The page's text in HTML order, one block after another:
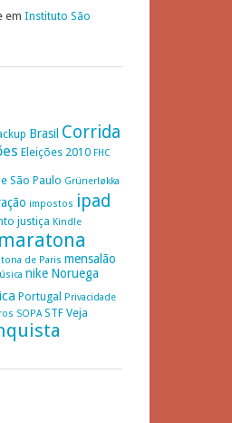
em Instituto São
Brasil Corrida
Eleições 2010 FHC
São Paulo Grünerløkka
impostos ipad
justiça Kindle
maratona
de Paris mensalão
nike Noruega
Portugal
Privacidade
SOPA STF Veja